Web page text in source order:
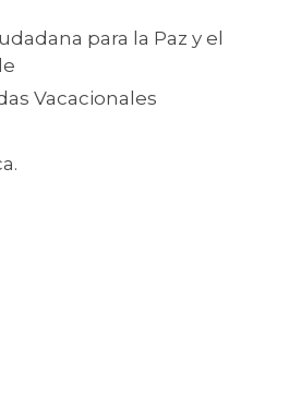
para la Paz y el
Vacacionales